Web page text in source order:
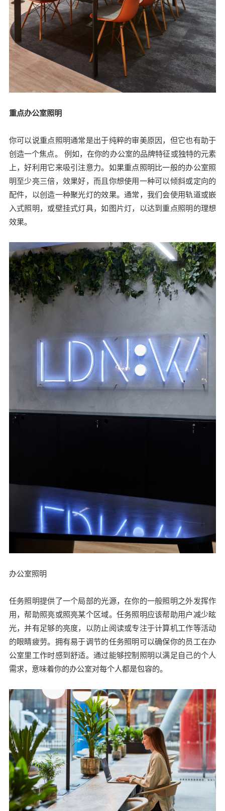
重点办公室照明
你可以说重点照明通常是出于纯粹的审美原因，但它也有助于
创造一个焦点。 例如，在你的办公室的品牌特征或独特的元素
上，好利用它来吸引注意力。如果重点照明比一般的办公室照
明至少亮三倍，效果好，而且你想使用一种可以倾斜或定向的
配件，以创造一种聚光灯的效果。通常，我们会使用轨道或嵌
入式照明，或壁挂式灯具，如图片灯，以达到重点照明的理想
效果。
办公室照明
任务照明提供了一个局部的光源，在你的一般照明之外发挥作
用，帮助照亮或照亮某个区域。任务照明应该帮助用户减少眩
光，并有足够的亮度，以防止阅读或专注于计算机工作等活动
的眼睛疲劳。拥有易于调节的任务照明可以确保你的员工在办
公室里工作时感到舒适。通过能够控制照明以满足自己的个人
需求，意味着你的办公室对每个人都是包容的。